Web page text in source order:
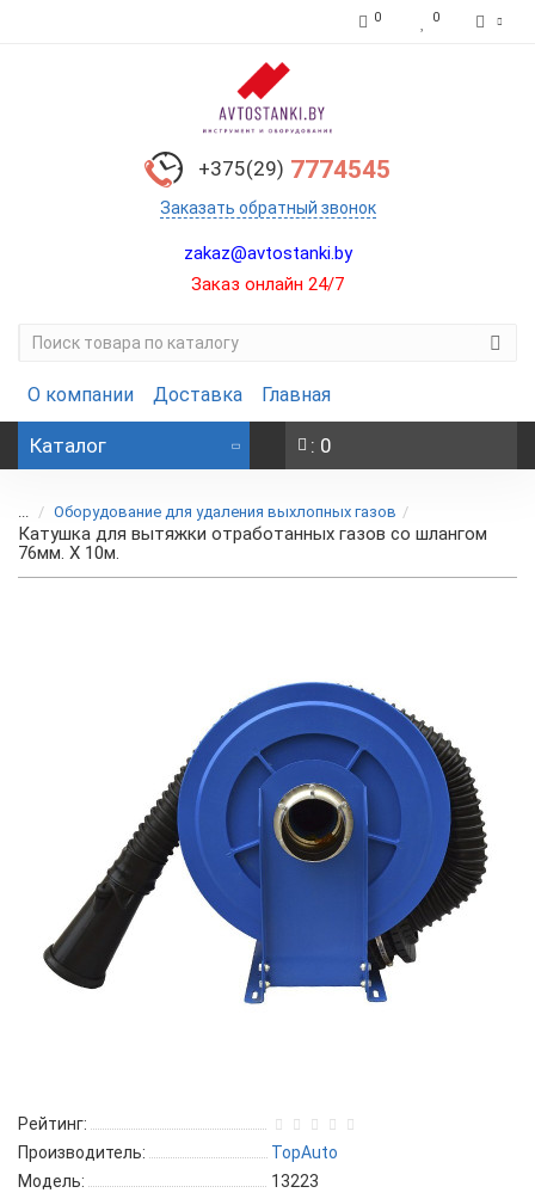
0 0
+375(29) 7774545
Заказать обратный звонок
zakaz@avtostanki.by
Заказ онлайн 24/7
О компании Доставка Главная
Каталог : 0
... Оборудование для удаления выхлопных газов
Катушка для вытяжки отработанных газов со шлангом
76мм. X 10м.
Рейтинг:
Производитель:
TopAuto
Модель:
13223